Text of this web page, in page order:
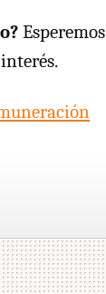
Esperemos